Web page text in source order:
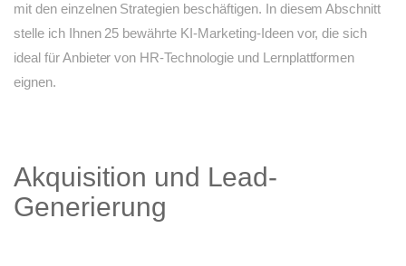
mit den einzelnen Strategien beschäftigen. In diesem Abschnitt
stelle ich Ihnen 25 bewährte KI-Marketing-Ideen vor, die sich
ideal für Anbieter von HR-Technologie und Lernplattformen
eignen.
Akquisition und Lead-
Generierung